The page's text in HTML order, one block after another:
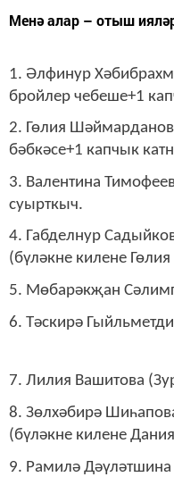
Менә алар – отыш
1. Әлфинур
бройлер чебеше+1
2. Гөлия
бәбкәсе+1 капчык
3. Валентина
суырткыч.
4. Габделнур
(бүләкне килене
5. Мөбарәкҗан
6. Тәскирә
7. Лилия Вашитова
8. Зөлхәбирә
(бүләкне килене
9. Рамилә Дәүләтшина